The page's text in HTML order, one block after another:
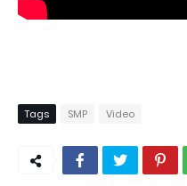
Tags SMP Video